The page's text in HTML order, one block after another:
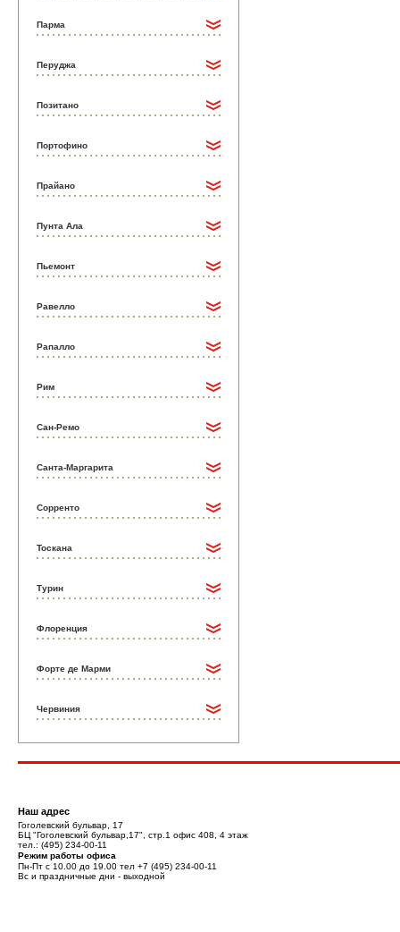
Парма
Перуджа
Позитано
Портофино
Прайано
Пунта Ала
Пьемонт
Равелло
Рапалло
Рим
Сан-Ремо
Санта-Маргарита
Сорренто
Тоскана
Турин
Флоренция
Форте де Марми
Червиния
Наш адрес
Гоголевский бульвар, 17
БЦ "Гоголевский бульвар,17", стр.1 офис 408, 4 этаж
тел.: (495) 234-00-11
Режим работы офиса
Пн-Пт с 10.00 до 19.00 тел +7 (495) 234-00-11
Вс и праздничные дни - выходной